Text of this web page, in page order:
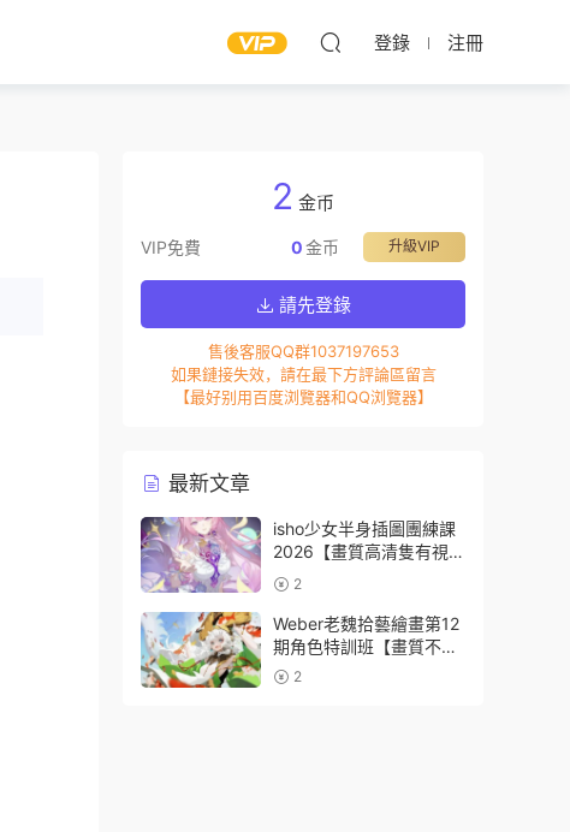
登錄 注冊
2 金币
VIP免費 升級VIP
0金币
請先登錄
售後客服QQ群1037197653
如果鏈接失效，請在最下方評論區留言
【最好别用百度浏覽器和QQ浏覽器】
最新文章
isho少女半身插圖團練課
2026【畫質高清隻有視
頻】2
Weber老魏拾藝繪畫第12
期角色特訓班【畫質不錯
隻有視頻】
2